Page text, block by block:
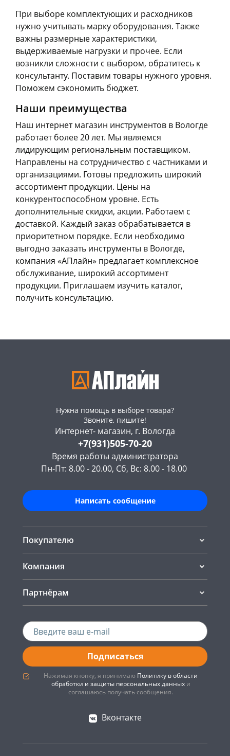
При выборе комплектующих и расходников
нужно учитывать марку оборудования. Также
важны размерные характеристики,
выдерживаемые нагрузки и прочее. Если
возникли сложности с выбором, обратитесь к
консультанту. Поставим товары нужного уровня.
Поможем сэкономить бюджет.
Наши преимущества
Наш интернет магазин инструментов в Вологде
работает более 20 лет. Мы являемся
лидирующим региональным поставщиком.
Направлены на сотрудничество с частниками и
организациями. Готовы предложить широкий
ассортимент продукции. Цены на
конкурентоспособном уровне. Есть
дополнительные скидки, акции. Работаем с
доставкой. Каждый заказ обрабатывается в
приоритетном порядке. Если необходимо
выгодно заказать инструменты в Вологде,
компания «АПлайн» предлагает комплексное
обслуживание, широкий ассортимент
продукции. Приглашаем изучить каталог,
получить консультацию.
Нужна помощь в выборе товара?
Звоните, пишите!
Интернет- магазин, г. Вологда
+7(931)505-70-20
Время работы администратора
Пн-Пт: 8.00 - 20.00, Сб, Вс: 8.00 - 18.00
Написать сообщение
Покупателю
Компания
Партнёрам
Подписаться
Нажимая кнопку, я принимаю Политику в области
обработки и защиты персональных данныхи
соглашаюсь получать сообщения.
Вконтакте